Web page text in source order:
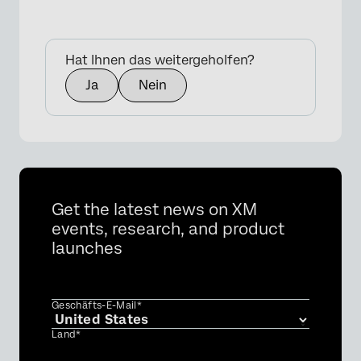
Hat Ihnen das weitergeholfen?
Ja
Nein
Get the latest news on XM
events, research, and product
launches
Geschäfts-E-Mail*
Land*